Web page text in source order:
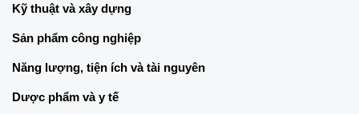
Kỹ thuật và xây dựng
Sản phẩm công nghiệp
Năng lượng, tiện ích và tài nguyên
Dược phẩm và y tế